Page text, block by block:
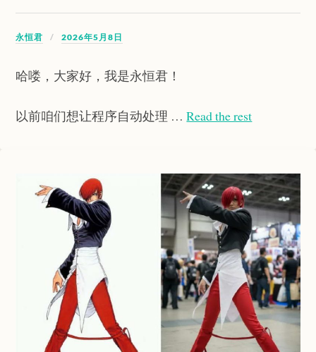
永恒君 2026年5月8日
哈喽，大家好，我是永恒君！
以前咱们想让程序自动处理 …Read the rest